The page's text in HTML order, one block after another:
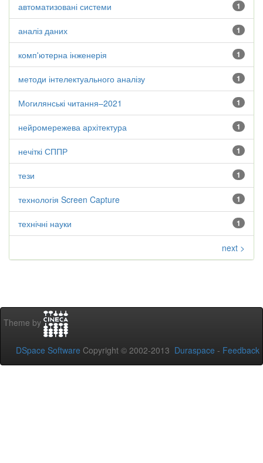
1
автоматизовані системи
1
аналіз даних
1
комп'ютерна інженерія
1
методи інтелектуального аналізу
1
Могилянські читання–2021
1
нейромережева архітектура
1
нечіткі СППР
1
тези
1
технологія Screen Capture
1
технічні науки
next >
Theme by
DSpace Software Copyright © 2002-2013 Duraspace - Feedback